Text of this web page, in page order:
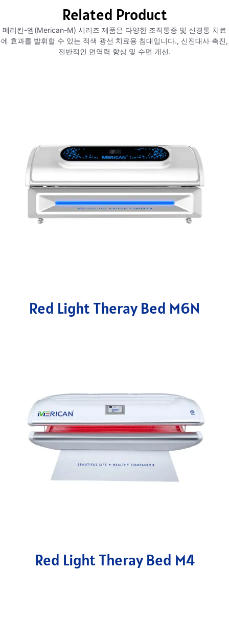
Related Product
메리칸-엠(Merican-M) 시리즈 제품은 다양한 조직통증 및 신경통 치료
에 효과를 발휘할 수 있는 적색 광선 치료용 침대입니다., 신진대사 촉진,
전반적인 면역력 향상 및 수면 개선.
Red Light Theray Bed M6N
Red Light Theray Bed M4